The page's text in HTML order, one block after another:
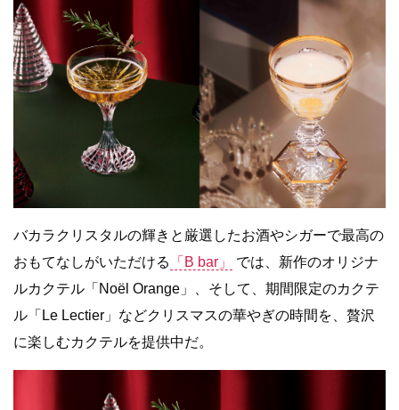
バカラクリスタルの輝きと厳選したお酒やシガーで最高の
おもてなしがいただける
「B bar」
では、新作のオリジナ
ルカクテル「Noël Orange」、そして、期間限定のカクテ
ル「Le Lectier」などクリスマスの華やぎの時間を、贅沢
に楽しむカクテルを提供中だ。